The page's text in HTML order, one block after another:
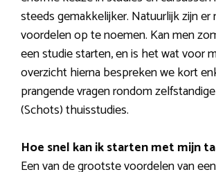
steeds gemakkelijker. Natuurlijk zijn
voordelen op te noemen. Kan men
een studie starten, en is het wat voor
overzicht hierna bespreken we kort
prangende vragen rondom
(Schots) thuisstudies.
Hoe snel kan ik starten met mijn
Een van de grootste voordelen van